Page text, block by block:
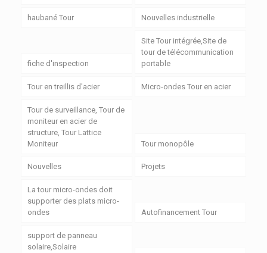
haubané Tour Nouvelles industrielle
fiche d'inspection
Site Tour intégrée,Site de
tour de télécommunication
portable
Tour en treillis d'acier Micro-ondes Tour en acier
Tour de surveillance, Tour de
moniteur en acier de
structure, Tour Lattice
Moniteur
Tour monopôle
Nouvelles Projets
La tour micro-ondes doit
supporter des plats micro-
ondes
Autofinancement Tour
support de panneau
solaire,Solaire